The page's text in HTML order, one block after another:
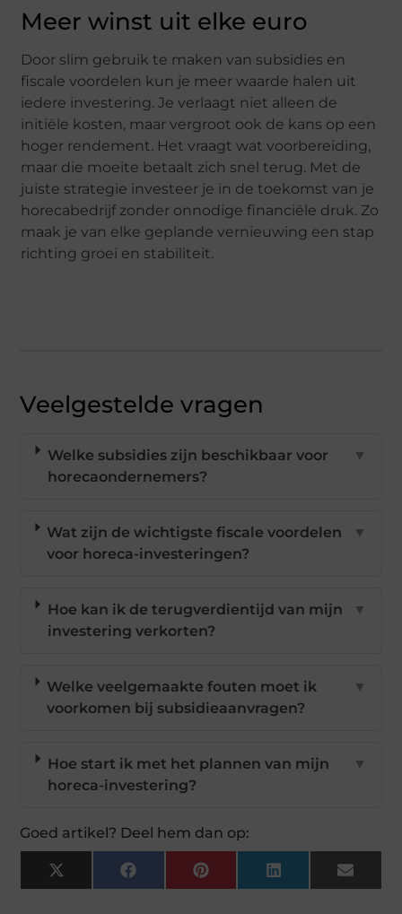
Meer winst uit elke euro
Door slim gebruik te maken van subsidies en
fiscale voordelen kun je meer waarde halen uit
iedere investering. Je verlaagt niet alleen de
initiële kosten, maar vergroot ook de kans op een
hoger rendement. Het vraagt wat voorbereiding,
maar die moeite betaalt zich snel terug. Met de
juiste strategie investeer je in de toekomst van je
horecabedrijf zonder onnodige financiële druk. Zo
maak je van elke geplande vernieuwing een stap
richting groei en stabiliteit.
Veelgestelde vragen
Welke subsidies zijn beschikbaar voor
horecaondernemers?
▼
Wat zijn de wichtigste fiscale voordelen
voor horeca-investeringen?
▼
Hoe kan ik de terugverdientijd van mijn
investering verkorten?
▼
Welke veelgemaakte fouten moet ik
voorkomen bij subsidieaanvragen?
▼
Hoe start ik met het plannen van mijn
horeca-investering?
▼
Goed artikel? Deel hem dan op:
X
(Twitter)
FacebookPinterestLinkedIn Email